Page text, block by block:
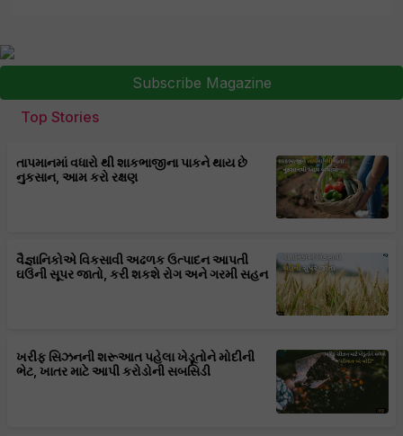
Subscribe Magazine
Top Stories
તાપમાનમાં વધારો થી શાકભાજીના પાકને થાય છે
નુકસાન, આમ કરો રક્ષણ
વૈજ્ઞાનિકોએ વિકસાવી અઢળક ઉત્પાદન આપતી
ઘઉંની સૂપર જાતો, કરી શકશે રોગ અને ગરમી સહન
ખરીફ સિઝનની શરૂઆત પહેલા ખેડૂતોને મોદીની
ભેટ, ખાતર માટે આપી કરોડોની સબસિડી